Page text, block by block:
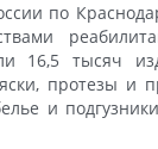
по
16,5 тысяч
протезы и
и